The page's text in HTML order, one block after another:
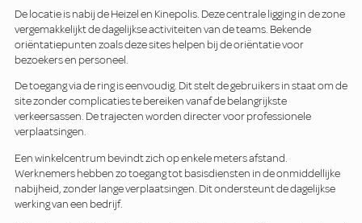
De locatie is nabij de Heizel en Kinepolis. Deze centrale ligging in de zone
vergemakkelijkt de dagelijkse activiteiten van de teams. Bekende
oriëntatiepunten zoals deze sites helpen bij de oriëntatie voor
bezoekers en personeel.
De toegang via de ring is eenvoudig. Dit stelt de gebruikers in staat om de
site zonder complicaties te bereiken vanaf de belangrijkste
verkeersassen. De trajecten worden directer voor professionele
verplaatsingen.
Een winkelcentrum bevindt zich op enkele meters afstand.
Werknemers hebben zo toegang tot basisdiensten in de onmiddellijke
nabijheid, zonder lange verplaatsingen. Dit ondersteunt de dagelijkse
werking van een bedrijf.